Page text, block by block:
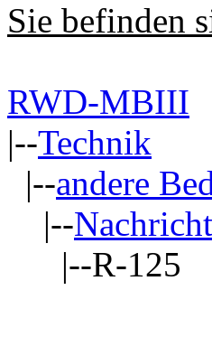
Sie befinden
RWD-MBIII
|--Technik
|--andere
|--
|--R-125